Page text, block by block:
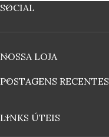
SOCIAL
NOSSA LOJA
POSTAGENS RECENTES
LINKS ÚTEIS